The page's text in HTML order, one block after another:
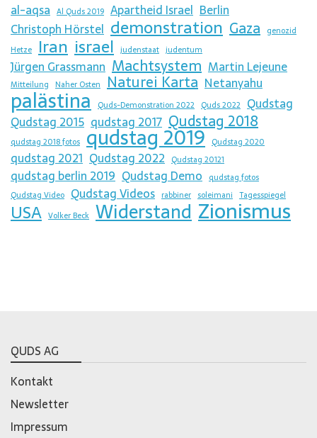
al-aqsa Al Quds 2019 Apartheid Israel Berlin
Christoph Hörstel demonstration Gaza genozid
Hetze Iran israel judenstaat judentum
Jürgen Grassmann Machtsystem Martin Lejeune
Mitteilung Naher Osten Naturei Karta Netanyahu
palästina Quds-Demonstration 2022 Quds 2022 Qudstag
Qudstag 2015 qudstag 2017 Qudstag 2018
qudstag 2018 fotos qudstag 2019 Qudstag 2020
qudstag 2021 Qudstag 2022 Qudstag 20121
qudstag berlin 2019 Qudstag Demo qudstag fotos
Qudstag Video Qudstag Videos rabbiner soleimani Tagesspiegel
USA Volker Beck Widerstand Zionismus
QUDS AG
Kontakt
Newsletter
Impressum